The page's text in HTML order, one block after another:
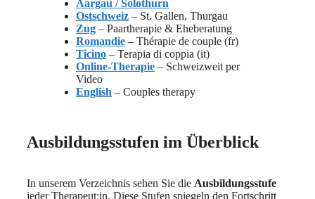
Aargau / Solothurn
Ostschweiz – St. Gallen, Thurgau
Zug – Paartherapie & Eheberatung
Romandie – Thérapie de couple (fr)
Ticino – Terapia di coppia (it)
Online-Therapie – Schweizweit per
Video
English – Couples therapy
Ausbildungsstufen im Überblick
In unserem Verzeichnis sehen Sie die Ausbildungsstufe
jeder Therapeut:in. Diese Stufen spiegeln den Fortschritt